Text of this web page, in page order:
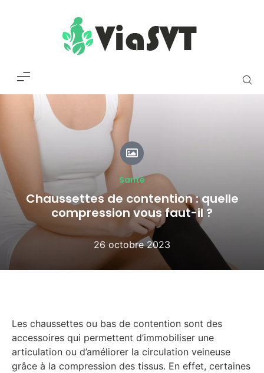
Santé
Chaussettes de contention : quelle
compression vous faut-il ?
26 octobre 2023
Les chaussettes ou bas de contention sont des
accessoires qui permettent d’immobiliser une
articulation ou d’améliorer la circulation veineuse
grâce à la compression des tissus. En effet, certaines